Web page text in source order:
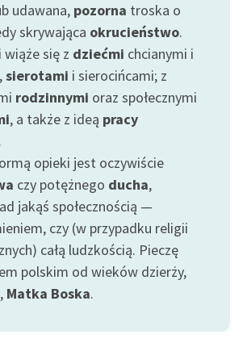
udawana, pozorna troska o
skrywająca okrucieństwo.
się z dziećmi chcianymi i
sierotami i sierocińcami; z
rodzinnymi oraz społecznymi
, a także z ideą pracy
.
opieki jest oczywiście
czy potężnego ducha,
jakąś społecznością —
czy (w przypadku religii
całą ludzkością. Pieczę
polskim od wieków dzierży,
Matka Boska.